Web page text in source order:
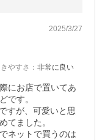
2025/3/27
やすさ ： 非常に良い
にお店で置いてあ
です。
すが、可愛いと思
てました。
ネットで買うのは